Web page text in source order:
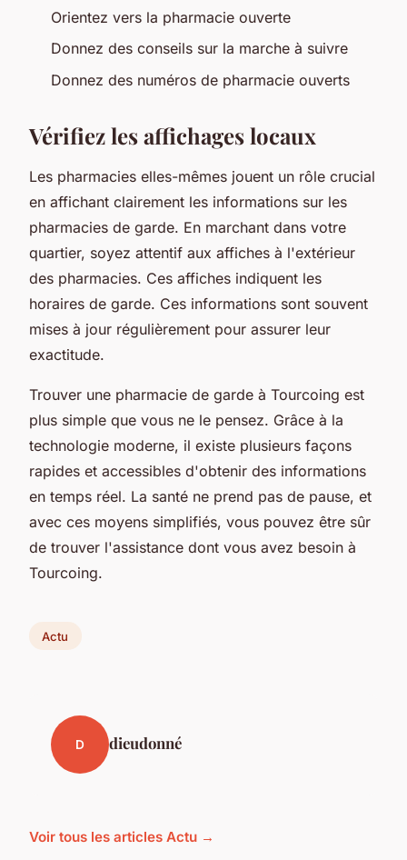
Orientez vers la pharmacie ouverte
Donnez des conseils sur la marche à suivre
Donnez des numéros de pharmacie ouverts
Vérifiez les affichages locaux
Les pharmacies elles-mêmes jouent un rôle crucial
en affichant clairement les informations sur les
pharmacies de garde. En marchant dans votre
quartier, soyez attentif aux affiches à l'extérieur
des pharmacies. Ces affiches indiquent les
horaires de garde. Ces informations sont souvent
mises à jour régulièrement pour assurer leur
exactitude.
Trouver une pharmacie de garde à Tourcoing est
plus simple que vous ne le pensez. Grâce à la
technologie moderne, il existe plusieurs façons
rapides et accessibles d'obtenir des informations
en temps réel. La santé ne prend pas de pause, et
avec ces moyens simplifiés, vous pouvez être sûr
de trouver l'assistance dont vous avez besoin à
Tourcoing.
Actu
D dieudonné
Voir tous les articles Actu →